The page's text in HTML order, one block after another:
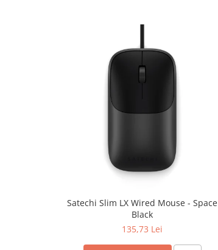
Satechi Slim LX Wired Mouse - Space
Black
135,73 Lei